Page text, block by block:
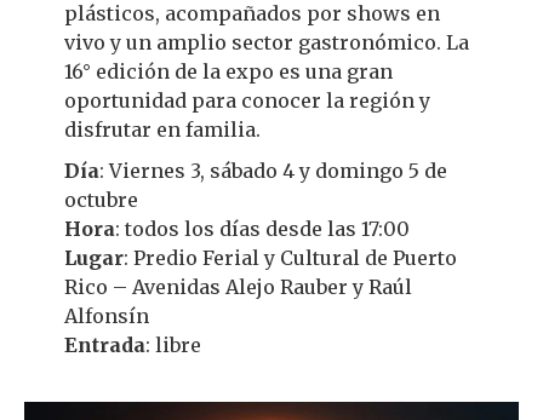
plásticos, acompañados por shows en
vivo y un amplio sector gastronómico. La
16° edición de la expo es una gran
oportunidad para conocer la región y
disfrutar en familia.
Día: Viernes 3, sábado 4 y domingo 5 de
octubre
Hora: todos los días desde las 17:00
Lugar: Predio Ferial y Cultural de Puerto
Rico – Avenidas Alejo Rauber y Raúl
Alfonsín
Entrada: libre